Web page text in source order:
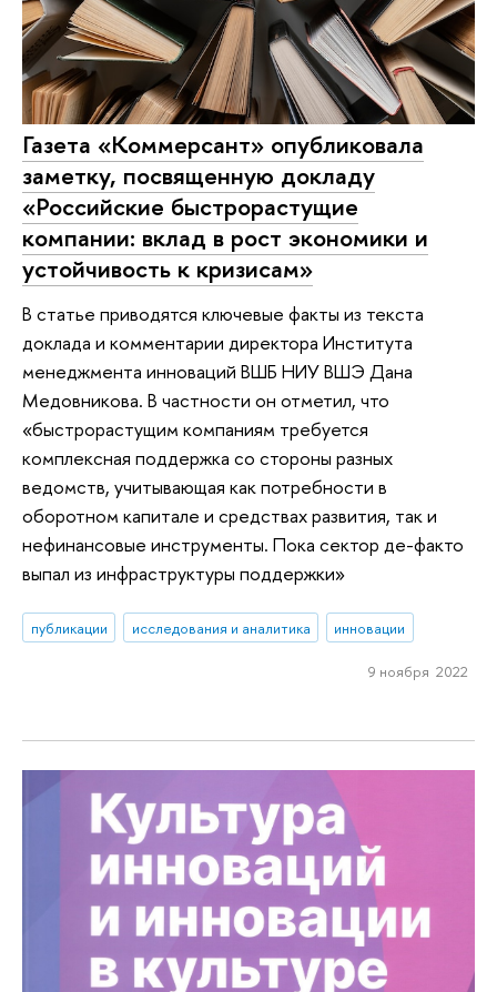
Газета «Коммерсант» опубликовала
заметку, посвященную докладу
«Российские быстрорастущие
компании: вклад в рост экономики и
устойчивость к кризисам»
В статье приводятся ключевые факты из текста
доклада и комментарии директора Института
менеджмента инноваций ВШБ НИУ ВШЭ Дана
Медовникова. В частности он отметил, что
«быстрорастущим компаниям требуется
комплексная поддержка со стороны разных
ведомств, учитывающая как потребности в
оборотном капитале и средствах развития, так и
нефинансовые инструменты. Пока сектор де-факто
выпал из инфраструктуры поддержки»
публикации исследования и аналитика инновации
9 ноября 2022